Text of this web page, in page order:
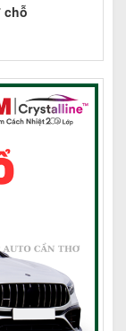
chỗ